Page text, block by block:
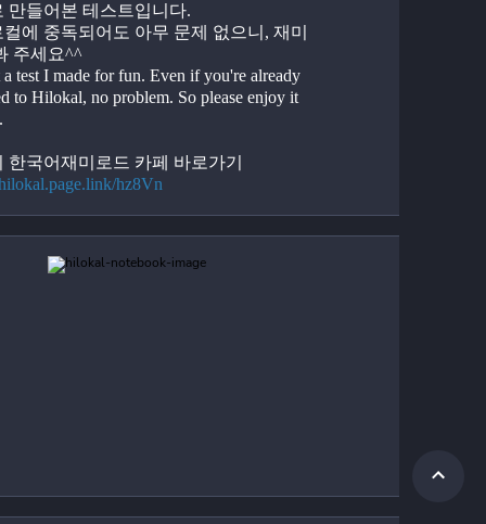
만들어본 테스트입니다.
에 중독되어도 아무 문제 없으니, 재미
주세요^^
a test I made for fun. Even if you're already
to Hilokal, no problem. So please enjoy it
한국어재미로드 카페 바로가기
hz8Vn